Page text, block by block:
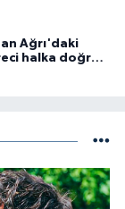
Ağrı'daki
halka doğru